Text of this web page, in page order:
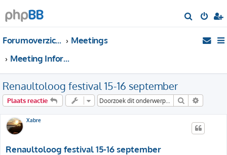
o
Forumoverzicht
Meetings
Meeting Informatie
Renaultoloog festival 15-16 september
Plaats reactie Zoek
Xabre
Renaultoloog festival 15-16 september